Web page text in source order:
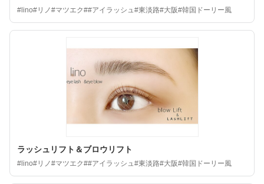
#lino#リノ#マツエク##アイラッシュ#東淡路#大阪#韓国ドーリー風
ラッシュリフト＆ブロウリフト
#lino#リノ#マツエク##アイラッシュ#東淡路#大阪#韓国ドーリー風